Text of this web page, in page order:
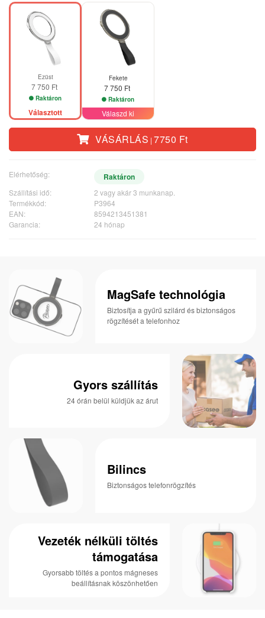
Ezüst
7 750 Ft
Raktáron
Választott
Fekete
7 750 Ft
Raktáron
Válaszd ki
VÁSÁRLÁS |7750 Ft
Elérhetőség: Raktáron
Szállítási idő:
2 vagy akár 3 munkanap.
Termékkód:
P3964
EAN:
8594213451381
Garancia:
24 hónap
MagSafe technológia
Biztosítja a gyűrű szilárd és biztonságos
rögzítését a telefonhoz
Gyors szállítás
24 órán belül küldjük az árut
Bilincs
Biztonságos telefonrögzítés
Vezeték nélküli töltés
támogatása
Gyorsabb töltés a pontos mágneses
beállításnak köszönhetően